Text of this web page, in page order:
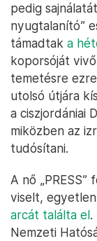
pedig
nyugtalanító”
támadtak a
koporsóját
temetésre
utolsó útjára
a ciszjordániai
miközben az
tudósítani.
A nő
viselt,
arcát találta el.
Nemzeti